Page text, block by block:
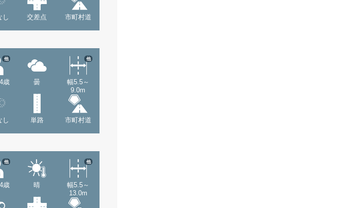
し 交差点 市町村道
歳
他
曇
幅5.5～
9.0m
他
し 単路 市町村道
歳
他
晴
幅5.5～
13.0m
他